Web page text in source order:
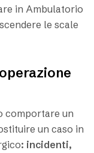
in Ambulatorio
le scale
comportare un
un caso in
: incidenti,